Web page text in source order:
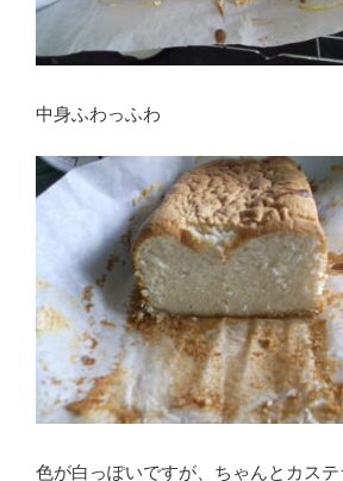
中身ふわっふわ
色が白っぽいですが、ちゃんとカス